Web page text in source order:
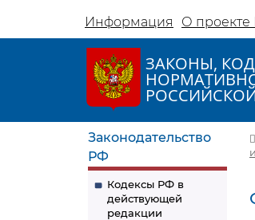
Информация О
ЗАКОНЫ,
Законодательство
РФ
Кодексы РФ в
действующей
редакции